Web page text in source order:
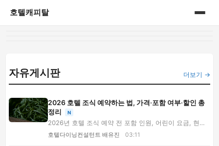
호텔캐피탈
자유게시판
2026 호텔 조식 예약하는 법, 가격·포함 여부·할인 총
정리
N
2026년 호텔 조식 예약 전 포함 인원, 어린이 요금, 현장
가와 패키지 차액, 운영 시간, 할인 조건을 전...
호텔다이닝컨설턴트 배유진 03:11
더보기 →